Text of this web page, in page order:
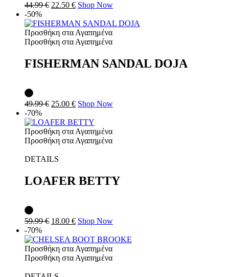
44.99€ 22.50 € Shop Now
-50%
Προσθήκη στα Αγαπημένα
Προσθήκη στα Αγαπημένα
FISHERMAN SANDAL DOJA
49.99€ 25.00 € Shop Now
-70%
Προσθήκη στα Αγαπημένα
Προσθήκη στα Αγαπημένα
DETAILS
LOAFER BETTY
59.99€ 18.00 € Shop Now
-70%
Προσθήκη στα Αγαπημένα
Προσθήκη στα Αγαπημένα